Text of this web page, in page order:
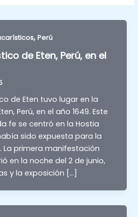
,Perú
de Eten, Perú, en el
de Eten tuvo lugar en la
Perú, en el año 1649. Este
fe se centró en la Hostia
sido expuesta para la
La primera manifestación
en la noche del 2 de junio,
y la exposición […]